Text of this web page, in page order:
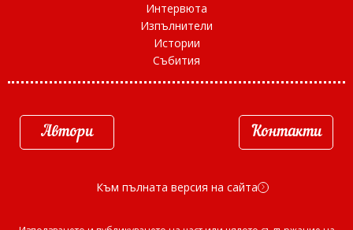
Интервюта
Изпълнители
Истории
Събития
Автори Контакти
Към пълната версия на сайта d